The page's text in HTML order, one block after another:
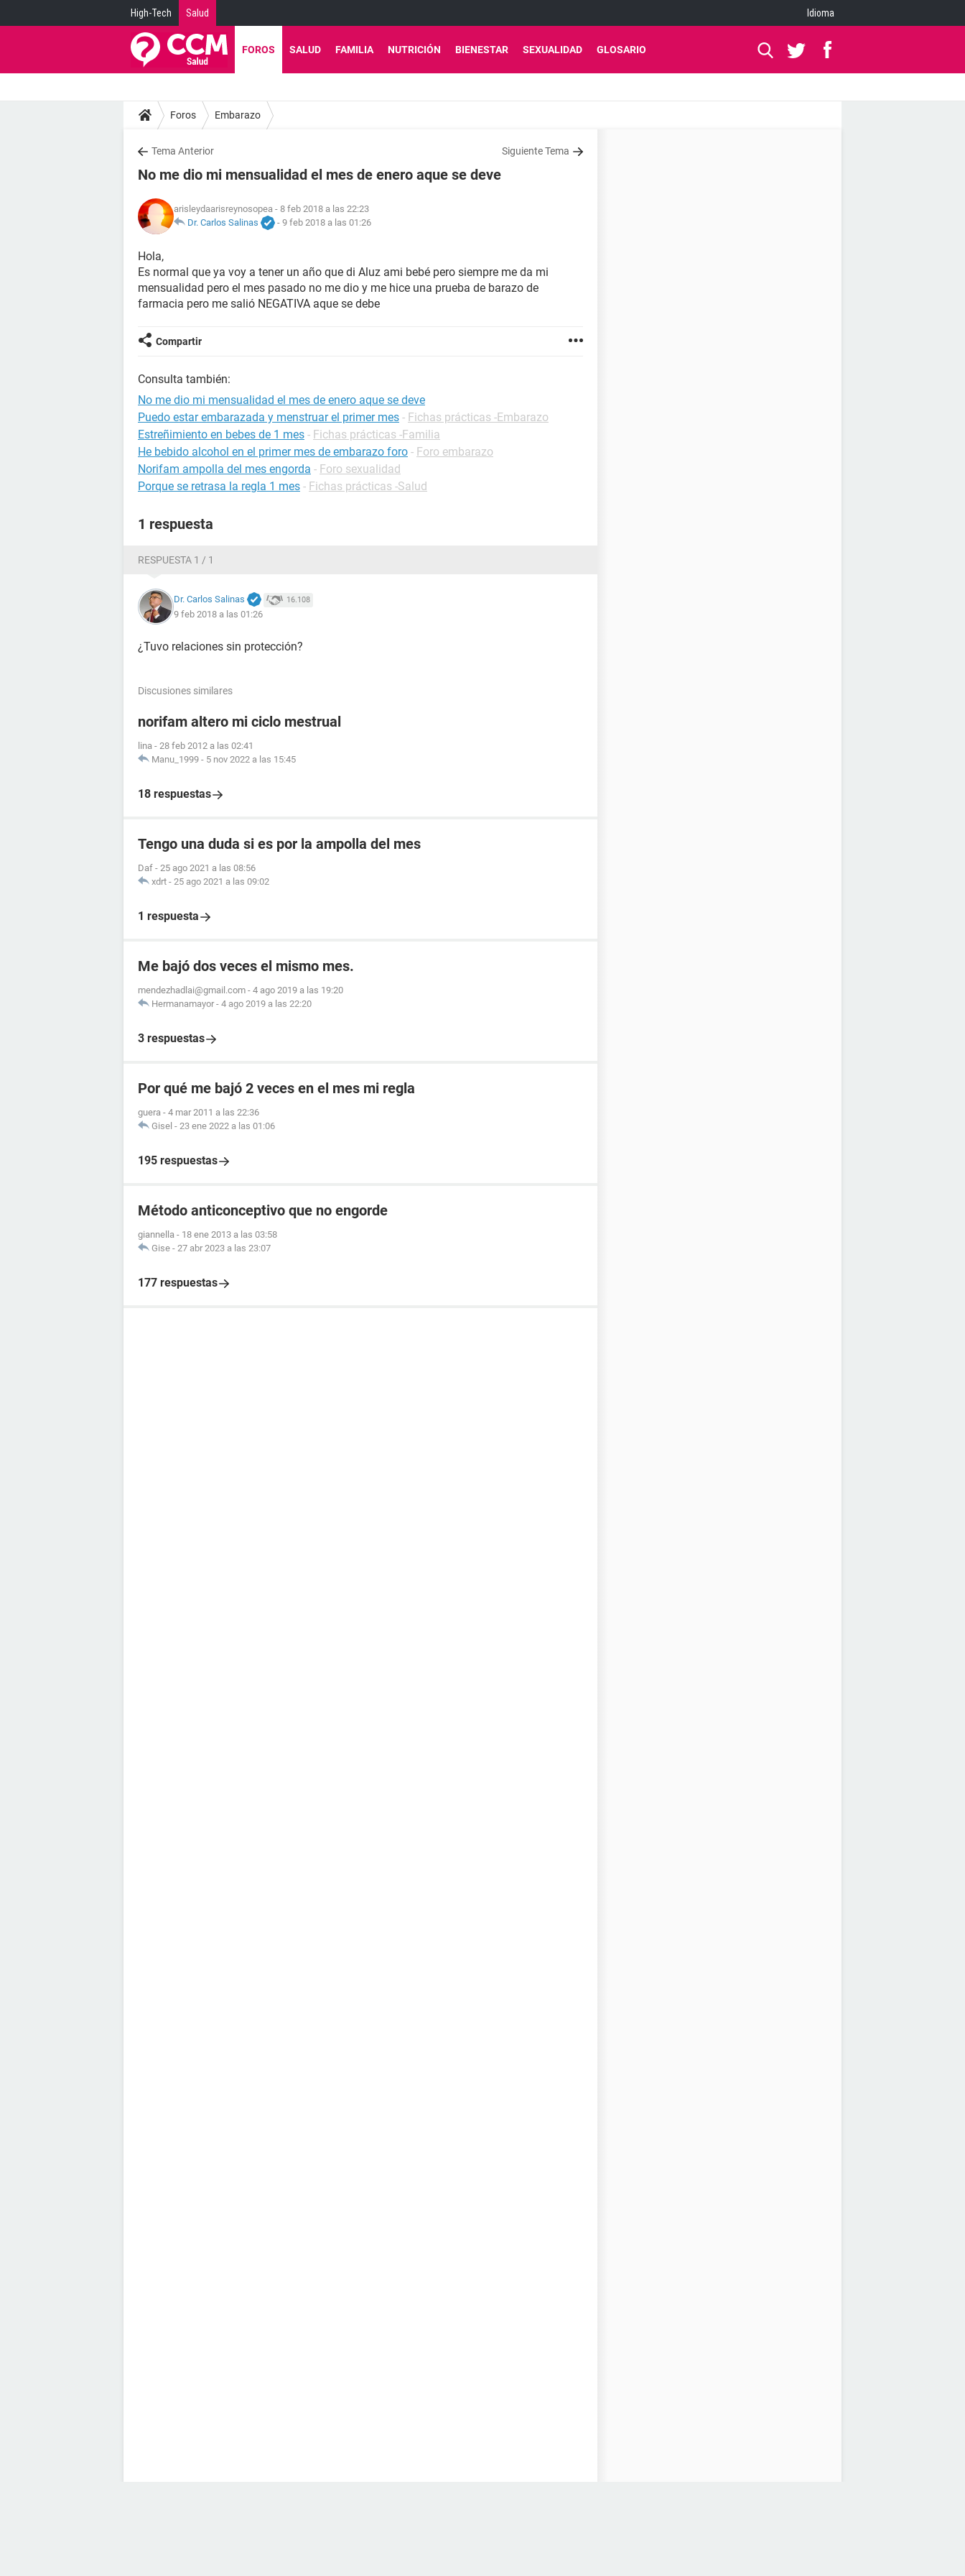
High-Tech Salud Idioma
FOROS SALUD FAMILIA NUTRICIÓN BIENESTAR SEXUALIDAD GLOSARIO
Foros Embarazo
Tema Anterior Siguiente Tema
No me dio mi mensualidad el mes de enero aque se deve
arisleydaarisreynosopea - 8 feb 2018 a las 22:23
Dr. Carlos Salinas
- 9 feb 2018 a las 01:26
Hola,
Es normal que ya voy a tener un año que di Aluz ami bebé pero siempre me da mi
mensualidad pero el mes pasado no me dio y me hice una prueba de barazo de
farmacia pero me salió NEGATIVA aque se debe
Compartir
Consulta también:
No me dio mi mensualidad el mes de enero aque se deve
Puedo estar embarazada y menstruar el primer mes - Fichas prácticas -Embarazo
Estreñimiento en bebes de 1 mes - Fichas prácticas -Familia
He bebido alcohol en el primer mes de embarazo foro - Foro embarazo
Norifam ampolla del mes engorda - Foro sexualidad
Porque se retrasa la regla 1 mes - Fichas prácticas -Salud
1 respuesta
RESPUESTA 1 / 1
Dr. Carlos Salinas 16.108
9 feb 2018 a las 01:26
¿Tuvo relaciones sin protección?
Discusiones similares
norifam altero mi ciclo mestrual
lina - 28 feb 2012 a las 02:41
Manu_1999 - 5 nov 2022 a las 15:45
18 respuestas
Tengo una duda si es por la ampolla del mes
Daf - 25 ago 2021 a las 08:56
xdrt - 25 ago 2021 a las 09:02
1 respuesta
Me bajó dos veces el mismo mes.
mendezhadlai@gmail.com - 4 ago 2019 a las 19:20
Hermanamayor - 4 ago 2019 a las 22:20
3 respuestas
Por qué me bajó 2 veces en el mes mi regla
guera - 4 mar 2011 a las 22:36
Gisel - 23 ene 2022 a las 01:06
195 respuestas
Método anticonceptivo que no engorde
giannella - 18 ene 2013 a las 03:58
Gise - 27 abr 2023 a las 23:07
177 respuestas